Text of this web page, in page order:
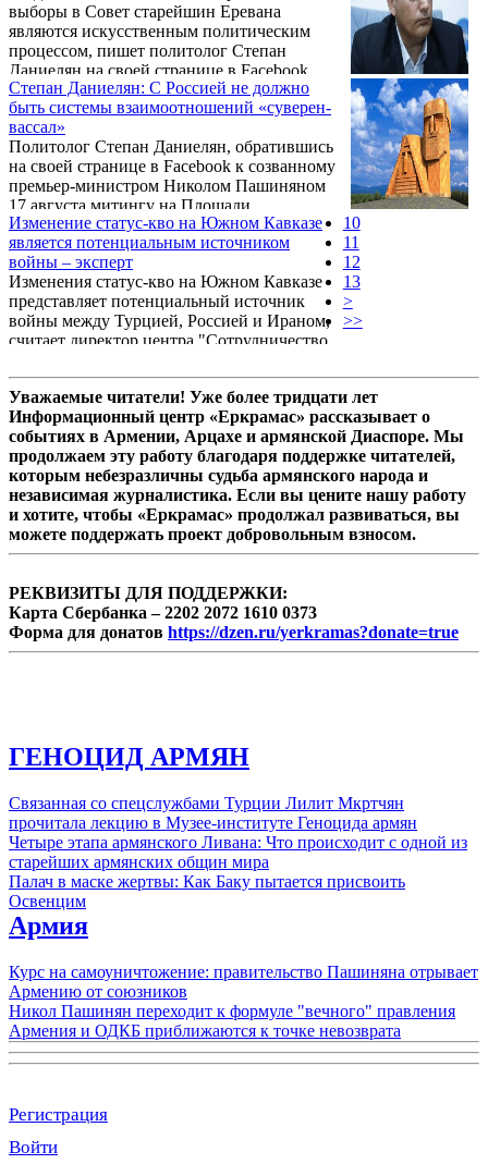
Степан Даниелян.
выборы в Совет старейшин Еревана
являются искусственным политическим
процессом, пишет политолог Степан
Даниелян на своей странице в Facebook.
Степан Даниелян: С Россией не должно
быть системы взаимоотношений «суверен-
вассал»
Политолог Степан Даниелян, обратившись
на своей странице в Facebook к созванному
премьер-министром Николом Пашиняном
17 августа митингу на Площади
Республики, написал: «Насколько я понял,
готовится антироссийский митинг (…)».
Изменение статус-кво на Южном Кавказе
является потенциальным источником
войны – эксперт
Изменения статус-кво на Южном Кавказе
представляет потенциальный источник
войны между Турцией, Россией и Ираном,
считает директор центра "Сотрудничество
10
11
12
13
>
>>
Уважаемые читатели! Уже более тридцати лет
Информационный центр «Еркрамас» рассказывает о
событиях в Армении, Арцахе и армянской Диаспоре. Мы
продолжаем эту работу благодаря поддержке читателей,
которым небезразличны судьба армянского народа и
независимая журналистика. Если вы цените нашу работу
и хотите, чтобы «Еркрамас» продолжал развиваться, вы
можете поддержать проект добровольным взносом.
РЕКВИЗИТЫ ДЛЯ ПОДДЕРЖКИ:
Карта Сбербанка – 2202 2072 1610 0373
Форма для донатов https://dzen.ru/yerkramas?donate=true
ГЕНОЦИД АРМЯН
Связанная со спецслужбами Турции Лилит Мкртчян
прочитала лекцию в Музее-институте Геноцида армян
Четыре этапа армянского Ливана: Что происходит с одной из
старейших армянских общин мира
Палач в маске жертвы: Как Баку пытается присвоить
Освенцим
Армия
Курс на самоуничтожение: правительство Пашиняна отрывает
Армению от союзников
Никол Пашинян переходит к формуле "вечного" правления
Армения и ОДКБ приближаются к точке невозврата
Регистрация
Войти